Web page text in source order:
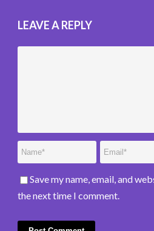
LEAVE A REPLY
Save my name, email, and
the next time I comment.